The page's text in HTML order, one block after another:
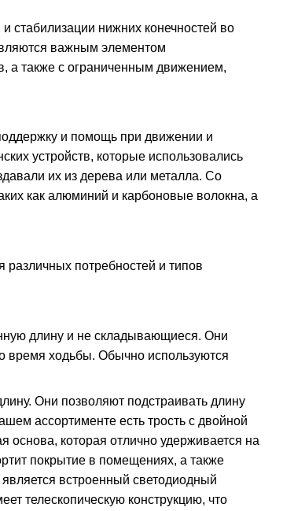
стабилизации нижних конечностей во
важным элементом
а также с ограниченным движением,
и помощь при движении и
устройств, которые использовались
их из дерева или металла. Со
как алюминий и карбоновые волокна, а
потребностей и типов
длину и не складывающиеся. Они
время ходьбы. Обычно используются
Они позволяют подстраивать длину
ассортименте есть трость с двойной
основа, которая отлично удерживается на
покрытие в помещениях, а также
встроенный светодиодный
телескопическую конструкцию, что